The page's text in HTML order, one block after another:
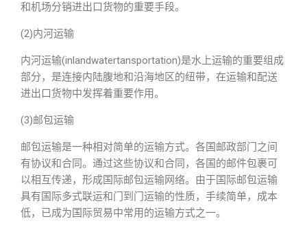
和机场分销进出口货物的重要手段。
(2)内河运输
内河运输(inlandwatertansportation)是水上运输的重要组成
部分，是连接内陆腹地和沿海地区的纽带，在运输和配送
进出口货物中发挥着重要作用。
(3)邮包运输
邮包运输是一种相对简单的运输方式。各国邮政部门之间
有协议和合同。通过这些协议和合同，各国的邮件包裹可
以相互传递，形成国际邮包运输网络。由于国际邮包运输
具有国际多式联运和门到门运输的性质，手续简单，成本
低，已成为国际贸易中常用的运输方式之一。